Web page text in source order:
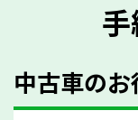
メーカー／車
型式／グレー
走行距離（例
中古車の